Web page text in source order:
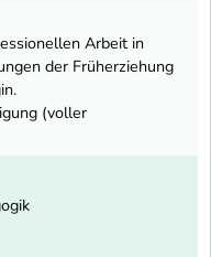
Arbeit in
der Früherziehung
(voller